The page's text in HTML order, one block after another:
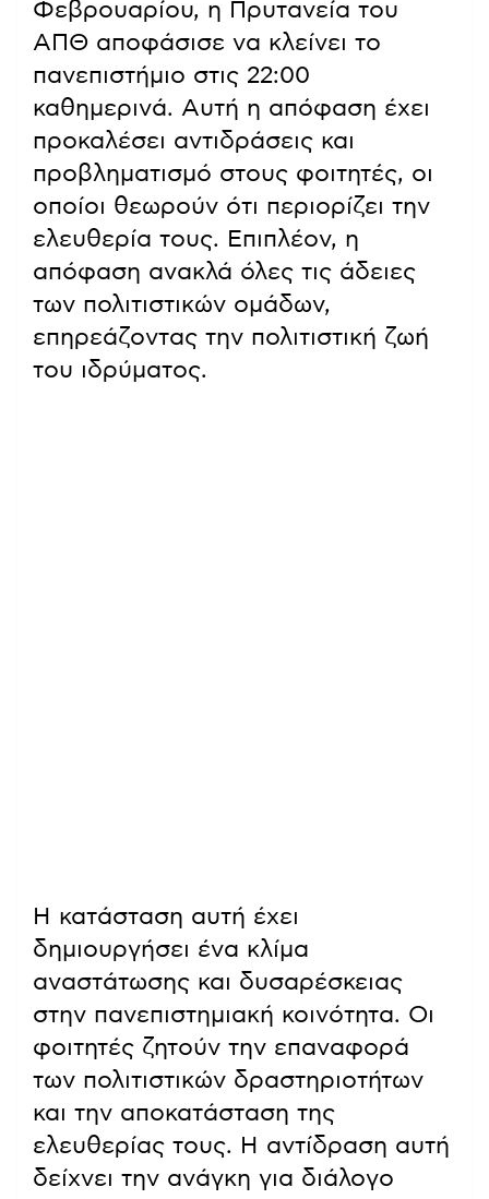
Φεβρουαρίου, η Πρυτανεία του
ΑΠΘ αποφάσισε να κλείνει το
πανεπιστήμιο στις 22:00
καθημερινά. Αυτή η απόφαση έχει
προκαλέσει αντιδράσεις και
προβληματισμό στους φοιτητές, οι
οποίοι θεωρούν ότι περιορίζει την
ελευθερία τους. Επιπλέον, η
απόφαση ανακλά όλες τις άδειες
των πολιτιστικών ομάδων,
επηρεάζοντας την πολιτιστική ζωή
του ιδρύματος.
Η κατάσταση αυτή έχει
δημιουργήσει ένα κλίμα
αναστάτωσης και δυσαρέσκειας
στην πανεπιστημιακή κοινότητα. Οι
φοιτητές ζητούν την επαναφορά
των πολιτιστικών δραστηριοτήτων
και την αποκατάσταση της
ελευθερίας τους. Η αντίδραση αυτή
δείχνει την ανάγκη για διάλογο